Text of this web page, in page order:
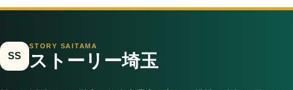
SS
STORY SAITAMA
ストーリー埼玉